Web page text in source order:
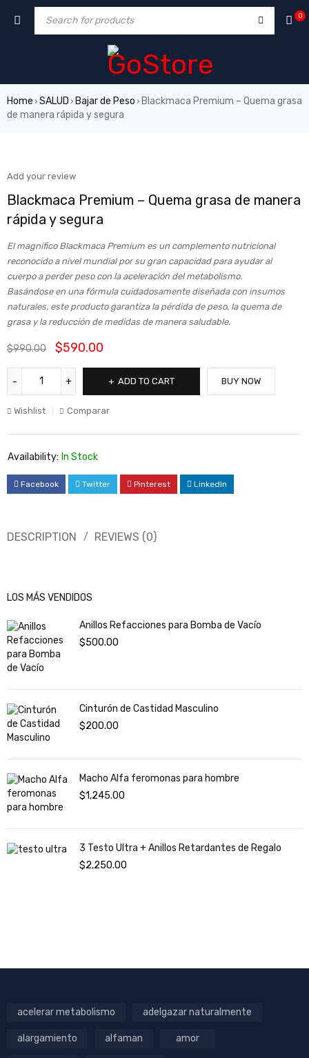
0
Home › SALUD › Bajar de Peso › Blackmaca Premium – Quema grasa
de manera rápida y segura
LOS MÁS VENDIDOS
Anillos Refacciones para Bomba de Vacío
$500.00
Cinturón de Castidad Masculino
$200.00
Macho Alfa feromonas para hombre
$1,245.00
3 Testo Ultra + Anillos Retardantes de Regalo
$2,250.00
Add your review
Blackmaca Premium – Quema grasa de manera
rápida y segura
El magnífico Blackmaca Premium es un complemento nutricional
reconocido a nivel mundial por su gran capacidad para ayudar al
cuerpo a perder peso con la aceleración del metabolismo.
Basándose en una fórmula cuidadosamente diseñada con insumos
naturales, este producto garantiza la pérdida de peso, la quema de
grasa y la reducción de medidas de manera saludable.
$990.00 $590.00
ADD TO CART BUY NOW
Wishlist Comparar
Availability: In Stock
Facebook Twitter Pinterest LinkedIn
DESCRIPTION REVIEWS (0)
acelerar metabolismo adelgazar naturalmente
alargamiento alfaman amor